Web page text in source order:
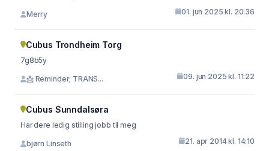
Merry 01. jun 2025 kl. 20:36
Cubus Trondheim Torg
7g8b5y
📩 Reminder; TRANS... 09. jun 2025 kl. 11:22
Cubus Sunndalsøra
Har dere ledig stilling jobb til meg
bjørn Linseth 21. apr 2014 kl. 14:10